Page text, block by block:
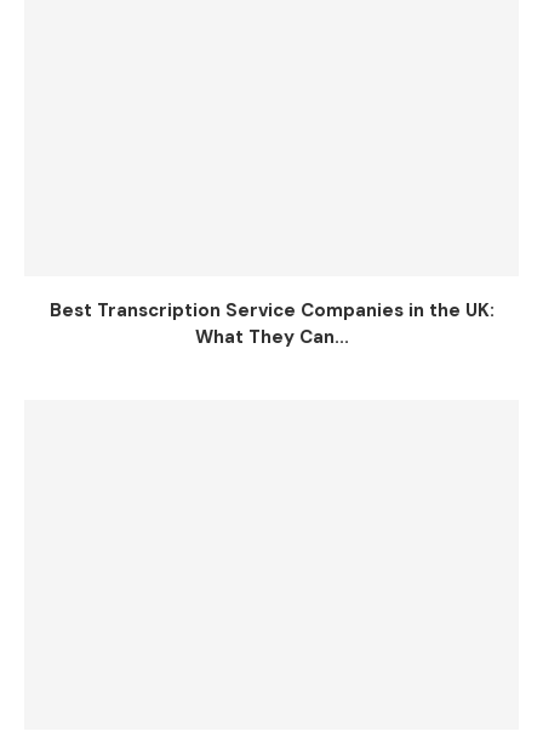
Best Transcription Service Companies in the UK:
What They Can...